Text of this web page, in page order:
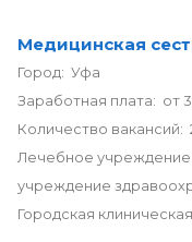
Медицинская
Город: Уфа
Заработная плата: от
Количество вакансий:
Лечебное
учреждение
Городская